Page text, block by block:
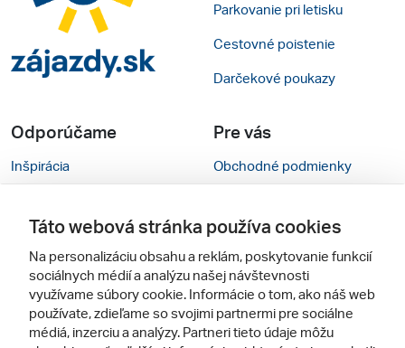
Parkovanie pri letisku
Cestovné poistenie
Darčekové poukazy
Odporúčame
Inšpirácia
Cestovné kancelárie
Zájezdy.cz
Pre vás
Obchodné podmienky
Nastavenie cookies
Verzia webu pre PC
Sledujte nás
Táto webová stránka používa cookies
Na personalizáciu obsahu a reklám, poskytovanie funkcií
sociálnych médií a analýzu našej návštevnosti
využívame súbory cookie. Informácie o tom, ako náš web
používate, zdieľame so svojimi partnermi pre sociálne
médiá, inzerciu a analýzy. Partneri tieto údaje môžu